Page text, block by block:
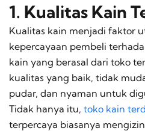
1. Kualitas Kain
Kualitas kain menjadi faktor
kepercayaan pembeli
kain yang berasal dari toko
kualitas yang baik, tidak
pudar, dan nyaman untuk
Tidak hanya itu, toko kain
terpercaya biasanya